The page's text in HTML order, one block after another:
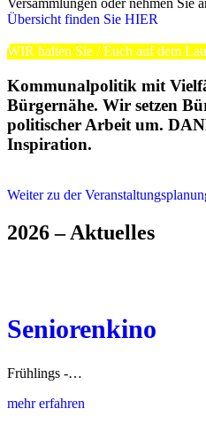
Versammlungen oder nehmen Sie
Übersicht finden Sie HIER
WIR halten Sie / Euch auf dem
Kommunalpolitik mit
Bürgernähe. Wir setzen
politischer Arbeit um.
Inspiration.
Weiter zu der
2026 – Aktuelles
Seniorenkino
Frühlings -…
mehr erfahren